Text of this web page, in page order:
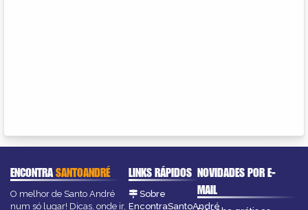
ENCONTRASANTOANDRÉ
O melhor de Santo André
num só lugar! Dicas, onde ir,
LINKS RÁPIDOS
Sobre
EncontraSantoAndré
NOVIDADES POR E-
MAIL